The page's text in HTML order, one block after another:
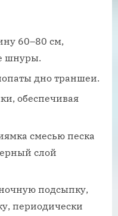
60–80 см,
шнуры.
дно траншеи.
обеспечивая
смесью песка
слой
подсыпку,
периодически